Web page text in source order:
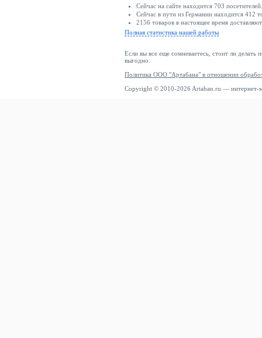
Сейчас на сайте находится 703 посетителей.
Сейчас в пути из Германии находится 412
2156 товаров в настоящее время
Полная статистика нашей работы
Если вы все еще сомневаетесь, стоит ли делать
выгодно.
Политика ООО "Артабана" в отношении
Copyright © 2010-2026 Artaban.ru — интернет-